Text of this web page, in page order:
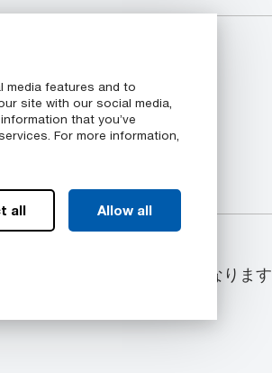
media features and to
site with our social media,
that you’ve
For more information,
all Allow all
UHMW-PEの製品色は青となります